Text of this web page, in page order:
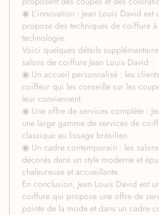
◉ L’innovation : Jean Louis David est
propose des techniques de coiffure
technologie.
Voici quelques détails
salons de coiffure Jean Louis David :
◉ Un accueil personnalisé : les
coiffeur qui les conseille sur les
leur conviennent.
◉ Une offre de services complète :
une large gamme de services de
classique au lissage brésilien.
◉ Un cadre contemporain : les
décorés dans un style moderne et
chaleureuse et accueillante.
En conclusion, Jean Louis David est
coiffure qui propose une offre de
pointe de la mode et dans un cadre